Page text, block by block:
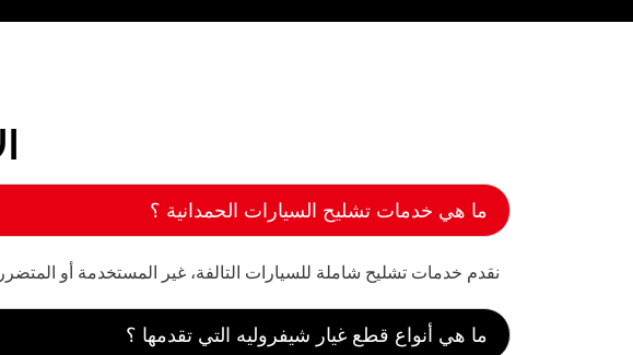
ما هي خدمات تشليح السيارات الحمدانية ؟
نقدم خدمات تشليح شاملة للسيارات التالفة، غير المستخدمة أو
ما هي أنواع قطع غيار شيفروليه التي تقدمها ؟